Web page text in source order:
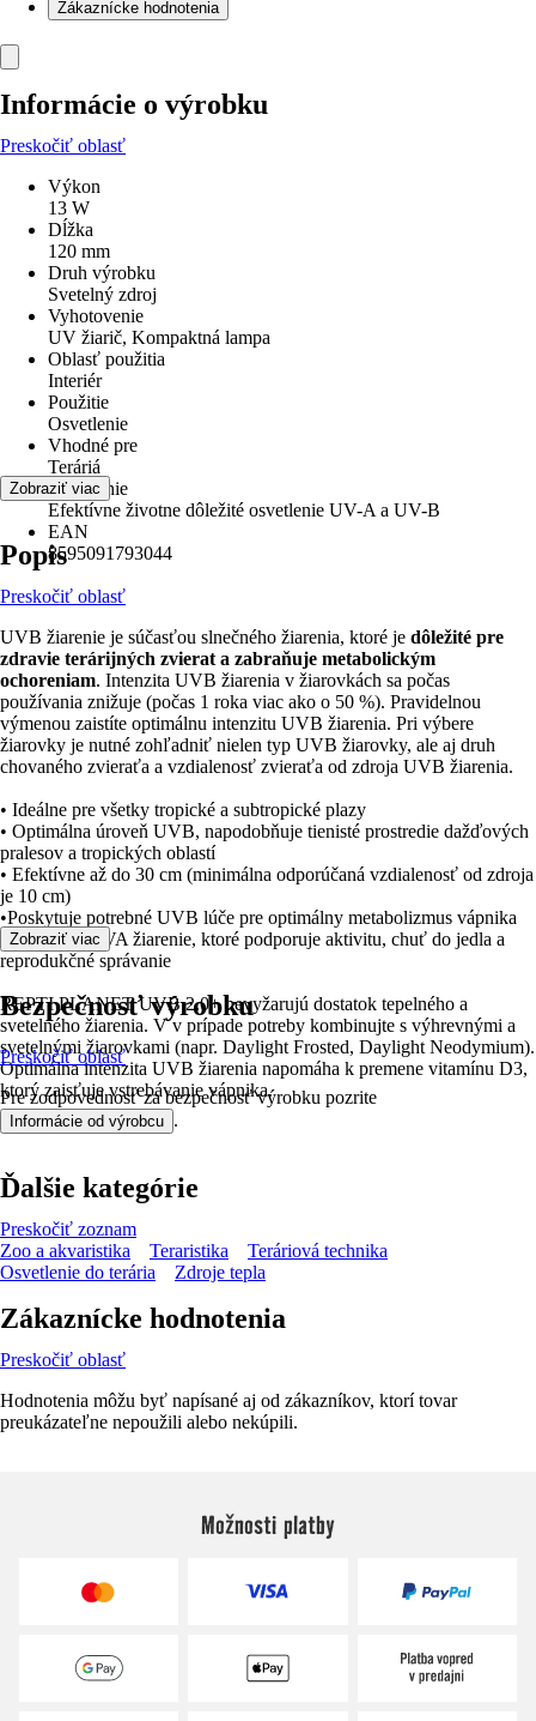
Zákaznícke hodnotenia
Informácie o výrobku
Preskočiť oblasť
Výkon
13 W
Dĺžka
120 mm
Druh výrobku
Svetelný zdroj
Vyhotovenie
UV žiarič, Kompaktná lampa
Oblasť použitia
Interiér
Použitie
Osvetlenie
Vhodné pre
Teráriá
Osvetlenie
Efektívne životne dôležité osvetlenie UV-A a UV-B
EAN
8595091793044
Zobraziť viac
Popis
Preskočiť oblasť
UVB žiarenie je súčasťou slnečného žiarenia, ktoré je dôležité pre
zdravie terárijných zvierat a zabraňuje metabolickým
ochoreniam. Intenzita UVB žiarenia v žiarovkách sa počas
používania znižuje (počas 1 roka viac ako o 50 %). Pravidelnou
výmenou zaistíte optimálnu intenzitu UVB žiarenia. Pri výbere
žiarovky je nutné zohľadniť nielen typ UVB žiarovky, ale aj druh
chovaného zvieraťa a vzdialenosť zvieraťa od zdroja UVB žiarenia.
• Ideálne pre všetky tropické a subtropické plazy
• Optimálna úroveň UVB, napodobňuje tienisté prostredie dažďových
pralesov a tropických oblastí
• Efektívne až do 30 cm (minimálna odporúčaná vzdialenosť od zdroja
je 10 cm)
•Poskytuje potrebné UVB lúče pre optimálny metabolizmus vápnika
• Obsahuje UVA žiarenie, ktoré podporuje aktivitu, chuť do jedla a
reprodukčné správanie
REPTI PLANET UVB 2.0+ nevyžarujú dostatok tepelného a
svetelného žiarenia. V v prípade potreby kombinujte s výhrevnými a
svetelnými žiarovkami (napr. Daylight Frosted, Daylight Neodymium).
Optimálna intenzita UVB žiarenia napomáha k premene vitamínu D3,
ktorý zaisťuje vstrebávanie vápnika.
Zobraziť viac
Bezpečnosť výrobku
Preskočiť oblasť
Pre zodpovednosť za bezpečnosť výrobku pozrite
Informácie od výrobcu .
Ďalšie kategórie
Preskočiť zoznam
Zoo a akvaristika
Teraristika
Teráriová technika
Osvetlenie do terária
Zdroje tepla
Zákaznícke hodnotenia
Preskočiť oblasť
Hodnotenia môžu byť napísané aj od zákazníkov, ktorí tovar
preukázateľne nepoužili alebo nekúpili.
Možnosti platby